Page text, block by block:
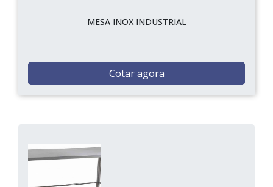
MESA INOX INDUSTRIAL
Cotar agora